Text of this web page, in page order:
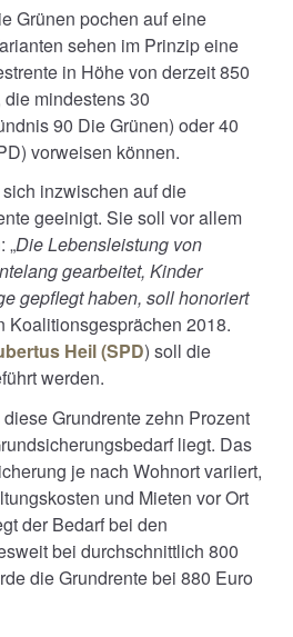
Grünen pochen auf eine
sehen im Prinzip eine
in Höhe von derzeit 850
mindestens 30
90 Die Grünen) oder 40
vorweisen können.
inzwischen auf die
geeinigt. Sie soll vor allem
„Die Lebensleistung von
gearbeitet, Kinder
gepflegt haben, soll honoriert
Koalitionsgesprächen 2018.
Heil (SPD) soll die
werden.
Grundrente zehn Prozent
liegt. Das
je nach Wohnort variiert,
und Mieten vor Ort
der Bedarf bei den
bei durchschnittlich 800
die Grundrente bei 880 Euro